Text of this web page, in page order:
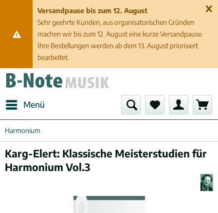
Versandpause bis zum 12. August
Sehr geehrte Kunden, aus organisatorischen Gründen
machen wir bis zum 12. August eine kurze Versandpause.
Ihre Bestellungen werden ab dem 13. August priorisiert
bearbeitet.
Menü
Harmonium
Karg-Elert: Klassische Meisterstudien für
Harmonium Vol.3